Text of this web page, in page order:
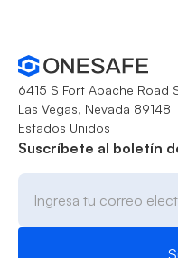
6415 S Fort Apache Road
Las Vegas, Nevada 89148
Estados Unidos
Suscríbete al boletín